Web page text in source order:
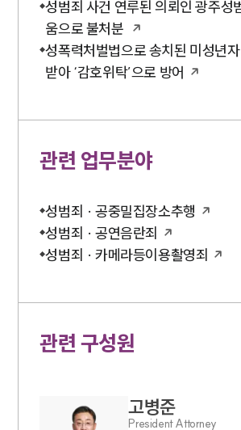
성범죄 사건 연루된 의뢰인 광주성
움으로 불처분
성폭력처벌법으로 송치된 미성년
받아 ‘감호위탁’으로 방어
관련 업무분야
성범죄 · 공중밀집장소추행
성범죄 · 공연음란죄
성범죄 · 카메라등이용촬영죄
관련 구성원
고병준
President Attorney